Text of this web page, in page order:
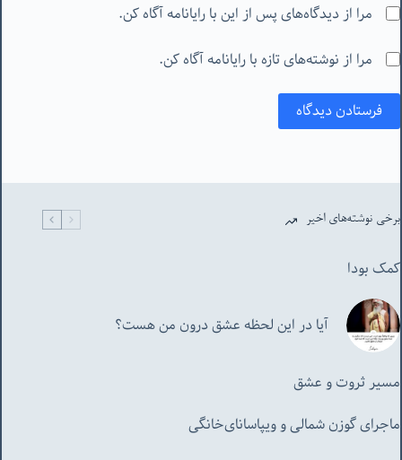
مرا از دیدگاه‌های پس از این با رایانامه آگاه کن.
مرا از نوشته‌های تازه با رایانامه آگاه کن.
فرستادن دیدگاه
برخی نوشته‌های اخیر
کمک بودا
آیا در این لحظه عشق درون من هست؟
مسیر ثروت و عشق
ماجرای گوزن شمالی و‌ ویپاسانای‌خانگی